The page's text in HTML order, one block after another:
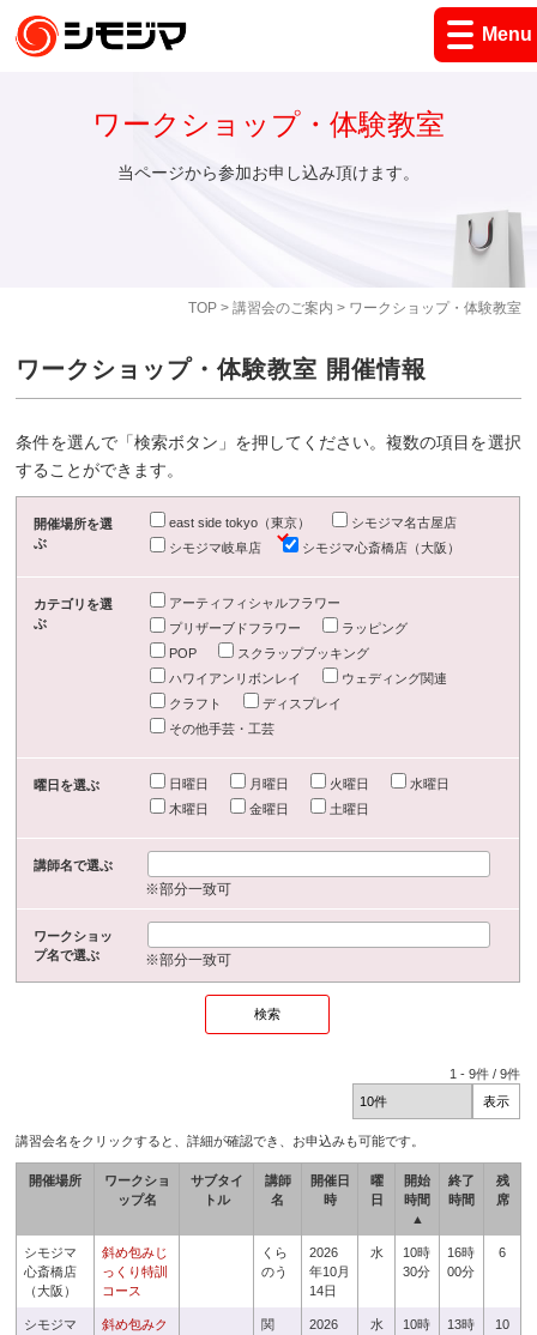
Menu
TOP> 講習会のご案内 > ワークショップ・体験教室
ワークショップ・体験教室
当ページから参加お申し込み頂けます。
ワークショップ・体験教室 開催情報
条件を選んで「検索ボタン」を押してください。複数の項目を選択
することができます。
開催場所を選
ぶ
east side tokyo（東京）
シモジマ名古屋店
シモジマ岐阜店
シモジマ心斎橋店（大阪）
カテゴリを選
ぶ
アーティフィシャルフラワー
プリザーブドフラワー
ラッピング
POP
スクラップブッキング
ハワイアンリボンレイ
ウェディング関連
クラフト
ディスプレイ
その他手芸・工芸
曜日を選ぶ 日曜日 月曜日 火曜日
水曜日
木曜日
金曜日 土曜日
講師名で選ぶ
※部分一致可
ワークショッ
プ名で選ぶ
※部分一致可
1 -9件 /9件
講習会名をクリックすると、詳細が確認でき、お申込みも可能です。
開催場所
ワークショ
ップ名
サブタイ
トル
講師
名
開催日
時
曜
日
開始
時間
▲
終了
時間
残
席
シモジマ
心斎橋店
（大阪）
斜め包みじ
っくり特訓
コース
くら
のう
2026
年10月
14日
水
10時
30分
16時
00分
6
シモジマ
斜め包みク
関
2026
水
10時
13時
10